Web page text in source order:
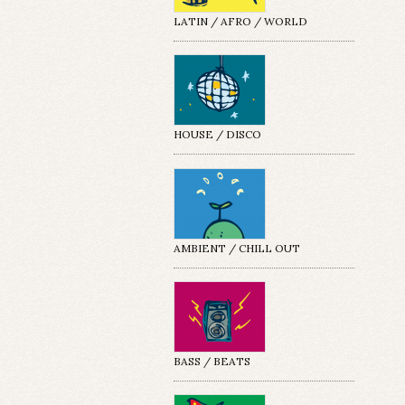
LATIN / AFRO / WORLD
HOUSE / DISCO
AMBIENT / CHILL OUT
BASS / BEATS